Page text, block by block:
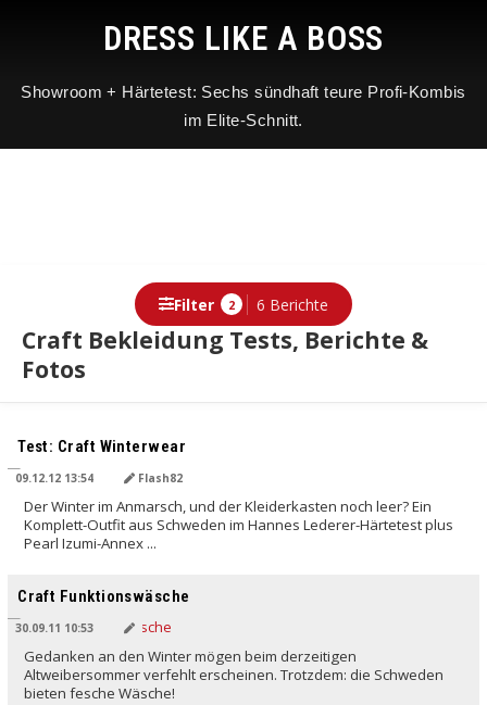
DRESS LIKE A BOSS
Showroom + Härtetest: Sechs sündhaft teure Profi-Kombis
im Elite-Schnitt.
Craft Bekleidung Tests, Berichte &
Fotos
Filter 2 6 Berichte
Berichte
Test: Craft Winterwear
09.12.12 13:54 Flash82
Der Winter im Anmarsch, und der Kleiderkasten noch leer? Ein
Komplett-Outfit aus Schweden im Hannes Lederer-Härtetest plus
Pearl Izumi-Annex ...
Craft Funktionswäsche
30.09.11 10:53
Gedanken an den Winter mögen beim derzeitigen
Altweibersommer verfehlt erscheinen. Trotzdem: die Schweden
bieten fesche Wäsche!